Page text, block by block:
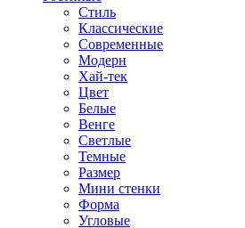
Стиль
Классические
Современные
Модерн
Хай-тек
Цвет
Белые
Венге
Светлые
Темные
Размер
Мини стенки
Форма
Угловые